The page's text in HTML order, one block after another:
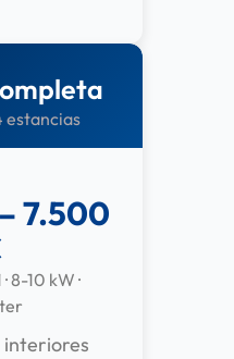
estancias
7.500
8-10 kW ·
interiores